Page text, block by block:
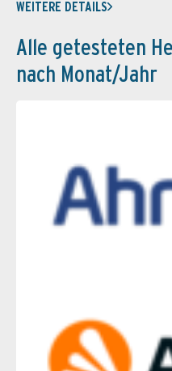
WEITERE DETAILS
Alle getesteten
nach Monat/Jahr